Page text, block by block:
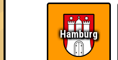
Also schnapp dir deine
Freunde und zeigt den anderen
Locken hat. Gewinnt ihr, gibt es
gibt es Schnaps, seid ihr
Hamburg